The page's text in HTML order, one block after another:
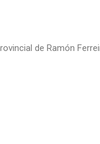
de Ramón